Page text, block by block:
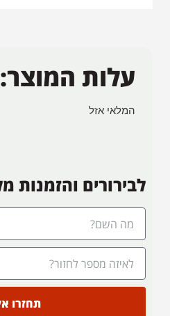
עלות המוצר:
המלאי אזל
לבירורים והזמנות
תחזרו